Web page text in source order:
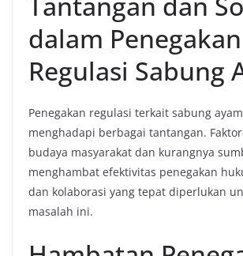
dalam Penegakan
Regulasi Sabung
Penegakan regulasi terkait sabung
menghadapi berbagai tantangan.
budaya masyarakat dan kurangnya
menghambat efektivitas penegakan
dan kolaborasi yang tepat diperlukan
masalah ini.